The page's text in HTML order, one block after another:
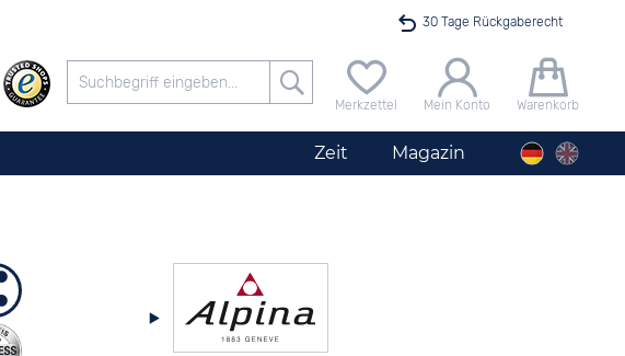
30 Tage Rückgaberecht
Versandkostenfrei ab 40 €
24h Expresslieferung
100 Tage Niedrigpreisgarantie
Merkzettel Mein Konto Warenkorb
Zeit Magazin